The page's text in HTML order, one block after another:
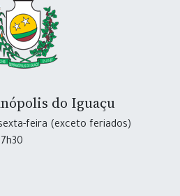
do Iguaçu
feira (exceto feriados)